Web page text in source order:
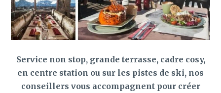
Service non stop, grande terrasse, cadre cosy,
en centre station ou sur les pistes de ski, nos
conseillers vous accompagnent pour créer